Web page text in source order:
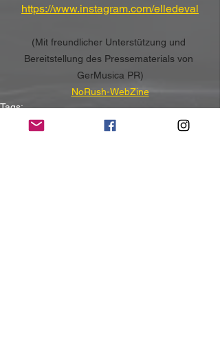
https://www.instagram.com/elledeval
(Mit freundlicher Unterstützung und
Bereitstellung des Pressematerials von
GerMusica PR)
NoRush-WebZine
Tags: